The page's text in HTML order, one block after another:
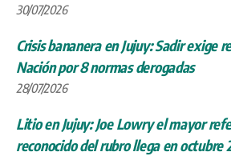
30/07/2026
Crisis bananera en Jujuy: Sadir exige
Nación por 8 normas derogadas
28/07/2026
Litio en Jujuy: Joe Lowry el mayor
reconocido del rubro llega en octubre